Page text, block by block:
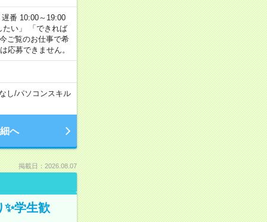
番 10:00～19:00
たい」 「できれば
ご覧のお仕事で希
応募できません。
し/パソコンスキル
へ
掲載日：2026.08.07
学生歓